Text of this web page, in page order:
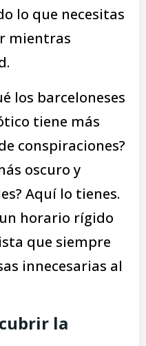
lo que necesitas
mientras
los barceloneses
tiene más
conspiraciones?
oscuro y
Aquí lo tienes.
horario rígido
que siempre
innecesarias al
la